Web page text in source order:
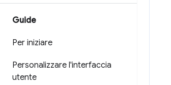
Guide
Per iniziare
Personalizzare l'interfaccia
utente